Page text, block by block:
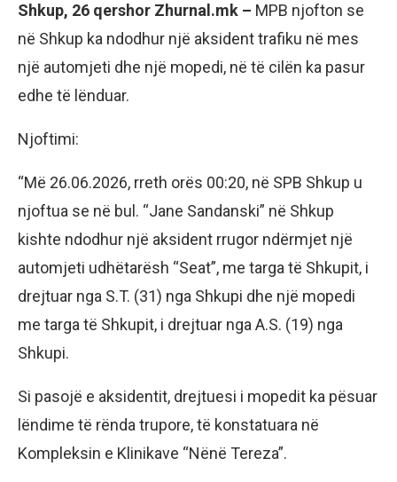
Shkup, 26 qershor Zhurnal.mk – MPB njofton se
në Shkup ka ndodhur një aksident trafiku në mes
një automjeti dhe një mopedi, në të cilën ka pasur
edhe të lënduar.
Njoftimi:
“Më 26.06.2026, rreth orës 00:20, në SPB Shkup u
njoftua se në bul. “Jane Sandanski” në Shkup
kishte ndodhur një aksident rrugor ndërmjet një
automjeti udhëtarësh “Seat”, me targa të Shkupit, i
drejtuar nga S.T. (31) nga Shkupi dhe një mopedi
me targa të Shkupit, i drejtuar nga A.S. (19) nga
Shkupi.
Si pasojë e aksidentit, drejtuesi i mopedit ka pësuar
lëndime të rënda trupore, të konstatuara në
Kompleksin e Klinikave “Nënë Tereza”.